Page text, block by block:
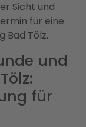
Sicht und
für eine
Bad Tölz.
und
für